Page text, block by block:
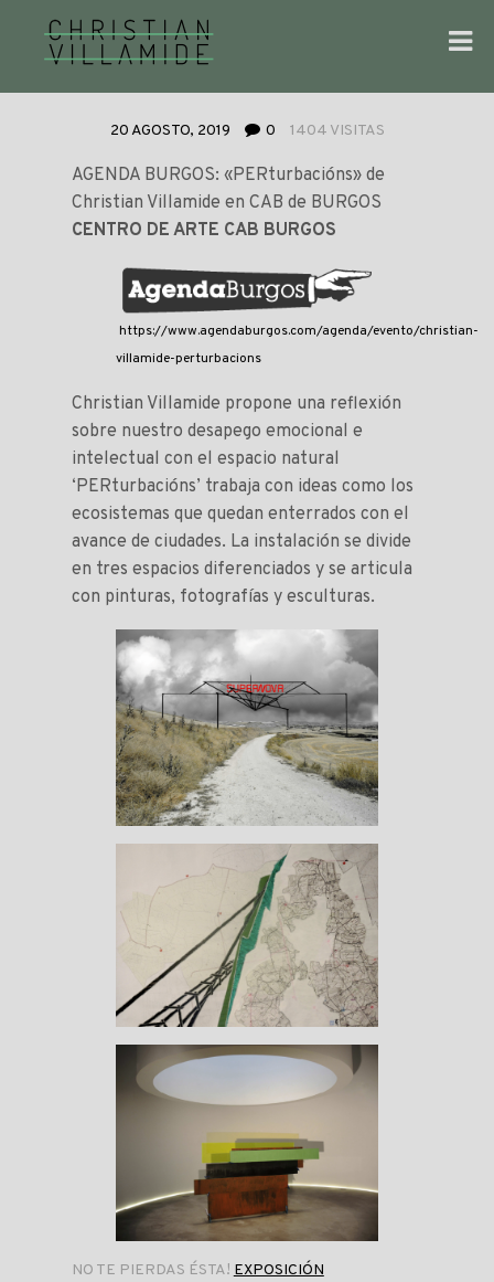
20 AGOSTO, 2019 0 1404 VISITAS
AGENDA BURGOS: «PERturbacións» de
Christian Villamide en CAB de BURGOS
CENTRO DE ARTE CAB BURGOS
https://www.agendaburgos.com/agenda/evento/christian-
villamide-perturbacions
Christian Villamide propone una reflexión
sobre nuestro desapego emocional e
intelectual con el espacio natural
‘PERturbacións’ trabaja con ideas como los
ecosistemas que quedan enterrados con el
avance de ciudades. La instalación se divide
en tres espacios diferenciados y se articula
con pinturas, fotografías y esculturas.
NO TE PIERDAS ÉSTA! EXPOSICIÓN